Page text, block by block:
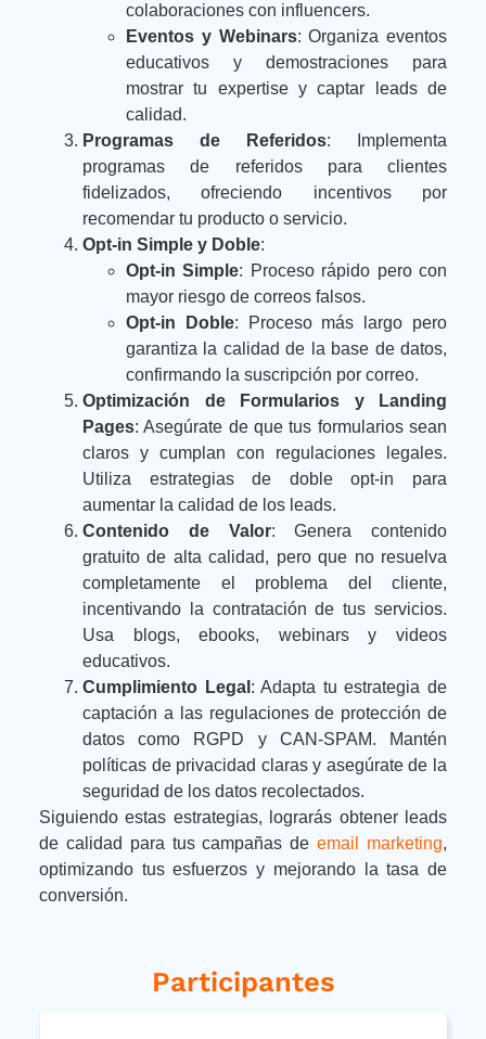
colaboraciones con influencers.
Eventos y Webinars: Organiza eventos
educativos y demostraciones para
mostrar tu expertise y captar leads de
calidad.
Programas de Referidos: Implementa
programas de referidos para clientes
fidelizados, ofreciendo incentivos por
recomendar tu producto o servicio.
Opt-in Simple y Doble:
Opt-in Simple: Proceso rápido pero con
mayor riesgo de correos falsos.
Opt-in Doble: Proceso más largo pero
garantiza la calidad de la base de datos,
confirmando la suscripción por correo.
Optimización de Formularios y Landing
Pages: Asegúrate de que tus formularios sean
claros y cumplan con regulaciones legales.
Utiliza estrategias de doble opt-in para
aumentar la calidad de los leads.
Contenido de Valor: Genera contenido
gratuito de alta calidad, pero que no resuelva
completamente el problema del cliente,
incentivando la contratación de tus servicios.
Usa blogs, ebooks, webinars y videos
educativos.
Cumplimiento Legal : Adapta tu estrategia de
captación a las regulaciones de protección de
datos como RGPD y CAN-SPAM. Mantén
políticas de privacidad claras y asegúrate de la
seguridad de los datos recolectados.
Siguiendo estas estrategias, lograrás obtener leads
de calidad para tus campañas deemail marketing,
optimizando tus esfuerzos y mejorando la tasa de
conversión.
Participantes